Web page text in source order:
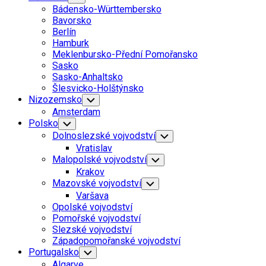
Child
Menu
Bádensko-Württembersko
Bavorsko
Berlín
Hamburk
Meklenbursko-Přední Pomořansko
Sasko
Sasko-Anhaltsko
Šlesvicko-Holštýnsko
Nizozemsko Toggle
Child
Menu
Amsterdam
Polsko Toggle
Child
Menu
Dolnoslezské vojvodství Toggle
Child
Menu
Vratislav
Malopolské vojvodství Toggle
Child
Menu
Krakov
Mazovské vojvodství Toggle
Child
Varšava
Opolské vojvodství
Pomořské vojvodství
Slezské vojvodství
Západopomořanské vojvodství
Portugalsko Toggle
Child